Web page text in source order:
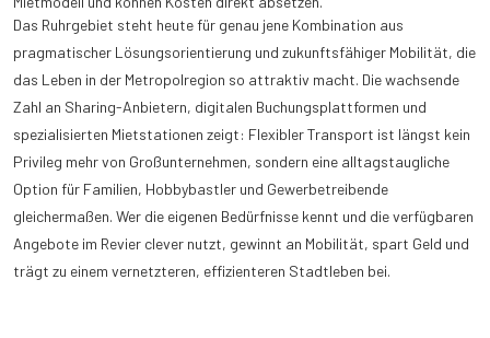
Das Ruhrgebiet steht heute für genau jene Kombination aus
pragmatischer Lösungsorientierung und zukunftsfähiger Mobilität, die
das Leben in der Metropolregion so attraktiv macht. Die wachsende
Zahl an Sharing-Anbietern, digitalen Buchungsplattformen und
spezialisierten Mietstationen zeigt: Flexibler Transport ist längst kein
Privileg mehr von Großunternehmen, sondern eine alltagstaugliche
Option für Familien, Hobbybastler und Gewerbetreibende
gleichermaßen. Wer die eigenen Bedürfnisse kennt und die verfügbaren
Angebote im Revier clever nutzt, gewinnt an Mobilität, spart Geld und
trägt zu einem vernetzteren, effizienteren Stadtleben bei.